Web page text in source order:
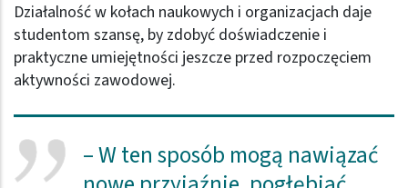
Działalność w kołach naukowych i organizacjach daje
studentom szansę, by zdobyć doświadczenie i
praktyczne umiejętności jeszcze przed rozpoczęciem
aktywności zawodowej.
– W ten sposób mogą nawiązać